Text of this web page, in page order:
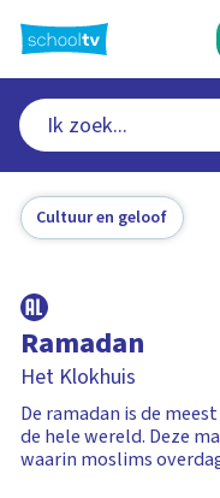
naar
hoofdinhoud
Cultuur en geloof
Ramadan
Het Klokhuis
De ramadan is de
de hele wereld. Deze
waarin moslims